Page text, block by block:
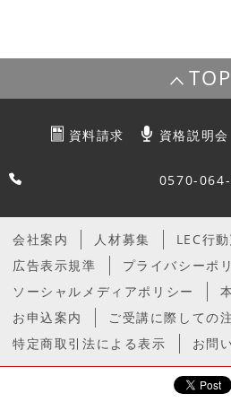
TOP
資料請求 資格説明会
0570-
会社案内 人材募集 LEC行
広告表示規準
プライバシーポ
ソーシャルメディアポリシー
お申込案内
ご受講に際しての
特定商取引法による表示
お問